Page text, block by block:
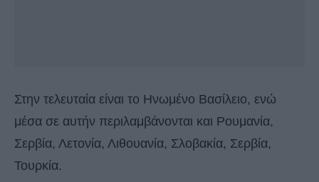
Στην τελευταία είναι το Ηνωμένο Βασίλειο, ενώ
μέσα σε αυτήν περιλαμβάνονται και Ρουμανία,
Σερβία, Λετονία, Λιθουανία, Σλοβακία, Σερβία,
Τουρκία.